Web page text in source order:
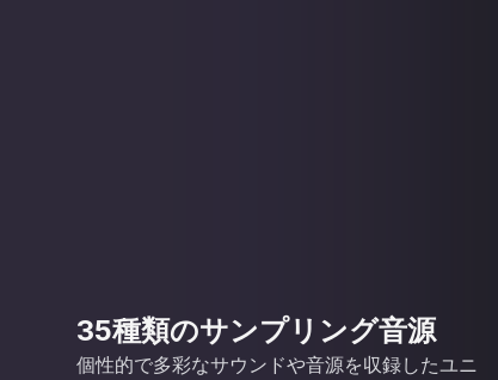
35種類のサンプリング音源
個性的で多彩なサウンドや音源を収録したユニ